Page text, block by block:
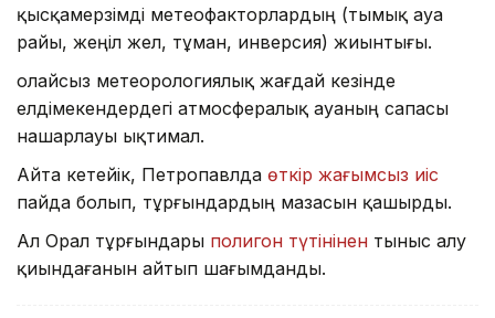
қысқамерзімді метеофакторлардың (тымық ауа
райы, жеңіл жел, тұман, инверсия) жиынтығы.
Қолайсыз метеорологиялық жағдай кезінде
елдімекендердегі атмосфералық ауаның сапасы
нашарлауы ықтимал.
Айта кетейік, Петропавлда өткір жағымсыз иіс
пайда болып, тұрғындардың мазасын қашырды.
Ал Орал тұрғындары полигон түтінінен тыныс алу
қиындағанын айтып шағымданды.